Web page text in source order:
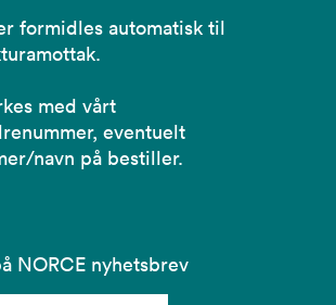
formidles automatisk til
med vårt
eventuelt
navn på bestiller.
NORCE nyhetsbrev